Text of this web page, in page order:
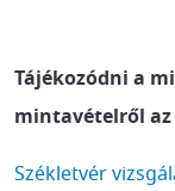
Tájékozódni a
mintavételről
Székletvér